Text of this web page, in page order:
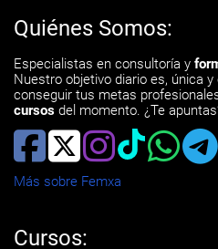
Quiénes Somos:
Especialistas en consultoría y
Nuestro objetivo diario es, única
conseguir tus metas
cursos del momento. ¿Te
Más sobre Femxa
Cursos: